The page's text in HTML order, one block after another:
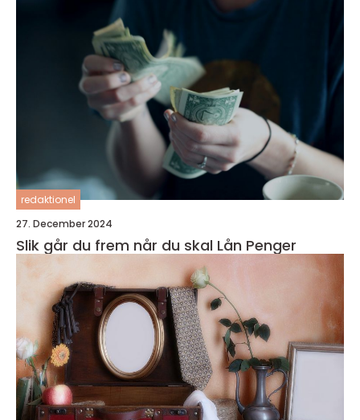
redaktionel
27. December 2024
Slik går du frem når du skal Lån Penger